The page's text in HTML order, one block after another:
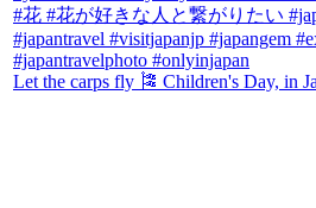
Let the carps fly 🎏 Children's Day, in